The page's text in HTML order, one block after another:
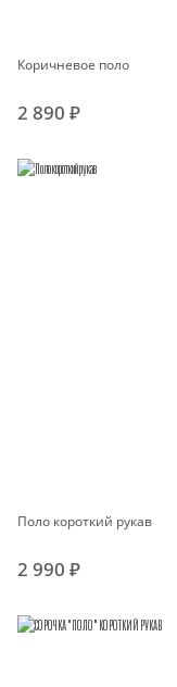
Коричневое поло
2 890 ₽
Поло короткий рукав
2 990 ₽